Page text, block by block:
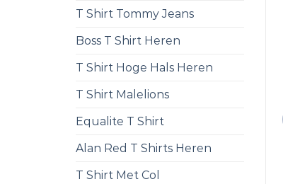
T Shirt Tommy Jeans
Boss T Shirt Heren
T Shirt Hoge Hals Heren
T Shirt Malelions
Equalite T Shirt
Alan Red T Shirts Heren
T Shirt Met Col